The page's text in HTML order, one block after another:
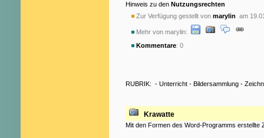
Hinweis zu den Nutzungsrechten
Zur Verfügung gestellt von marylin am
Mehr von marylin:
Kommentare: 0
RUBRIK: - Unterricht - Bildersammlung -
Krawatte
Mit den Formen des Word-Programms erstellte